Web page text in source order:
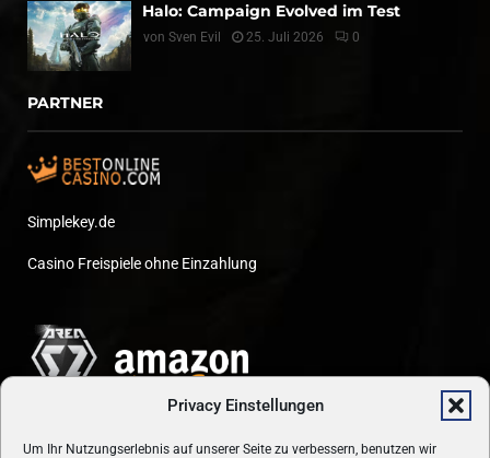
Privacy Einstellungen
Um Ihr Nutzungserlebnis auf unserer Seite zu verbessern, benutzen wir
Halo: Campaign Evolved im Test
von Sven Evil 25. Juli 2026 0
PARTNER
Simplekey.de
Casino Freispiele ohne Einzahlung